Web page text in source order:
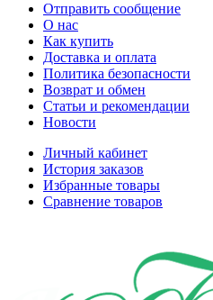
Отправить сообщение
О нас
Как купить
Доставка и оплата
Политика безопасности
Возврат и обмен
Статьи и рекомендации
Новости
Личный кабинет
История заказов
Избранные товары
Сравнение товаров